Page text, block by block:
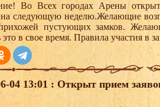
Во Всех городах Арены
следующую неделю.Желающие
пустующих замков.
это в свое время. Правила участия в
04 13:01 : Открыт прием